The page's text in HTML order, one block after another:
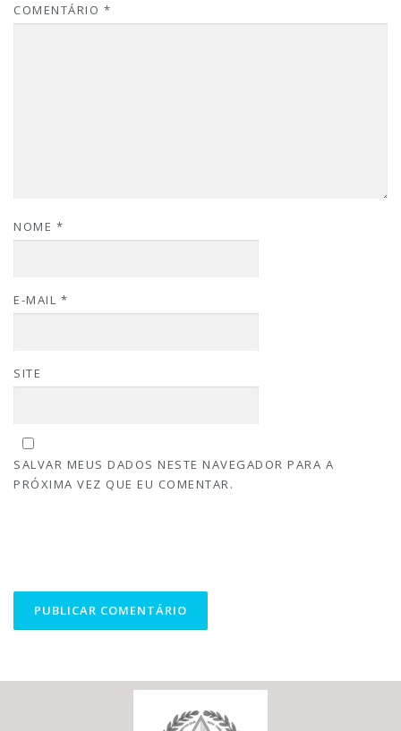
COMENTÁRIO *
NOME *
E-MAIL *
SITE
SALVAR MEUS DADOS NESTE NAVEGADOR PARA A
PRÓXIMA VEZ QUE EU COMENTAR.